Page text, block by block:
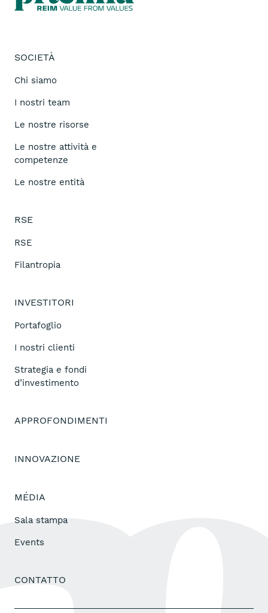
SOCIETÀ
Chi siamo
I nostri team
Le nostre risorse
Le nostre attività e
competenze
Le nostre entità
RSE
RSE
Filantropia
INVESTITORI
Portafoglio
I nostri clienti
Strategia e fondi
d’investimento
APPROFONDIMENTI
INNOVAZIONE
MÉDIA
Sala stampa
Events
CONTATTO